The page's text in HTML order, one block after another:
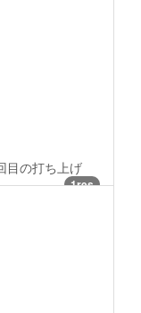
目の打ち上げ
1res